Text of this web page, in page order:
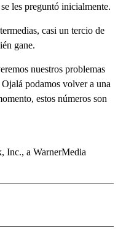
les preguntó inicialmente.
casi un tercio de
gane.
nuestros problemas
podamos volver a una
estos números son
a WarnerMedia
RECEIVE NOTIFICATIONS ABOUT